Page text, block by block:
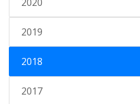
2019
2018
2017